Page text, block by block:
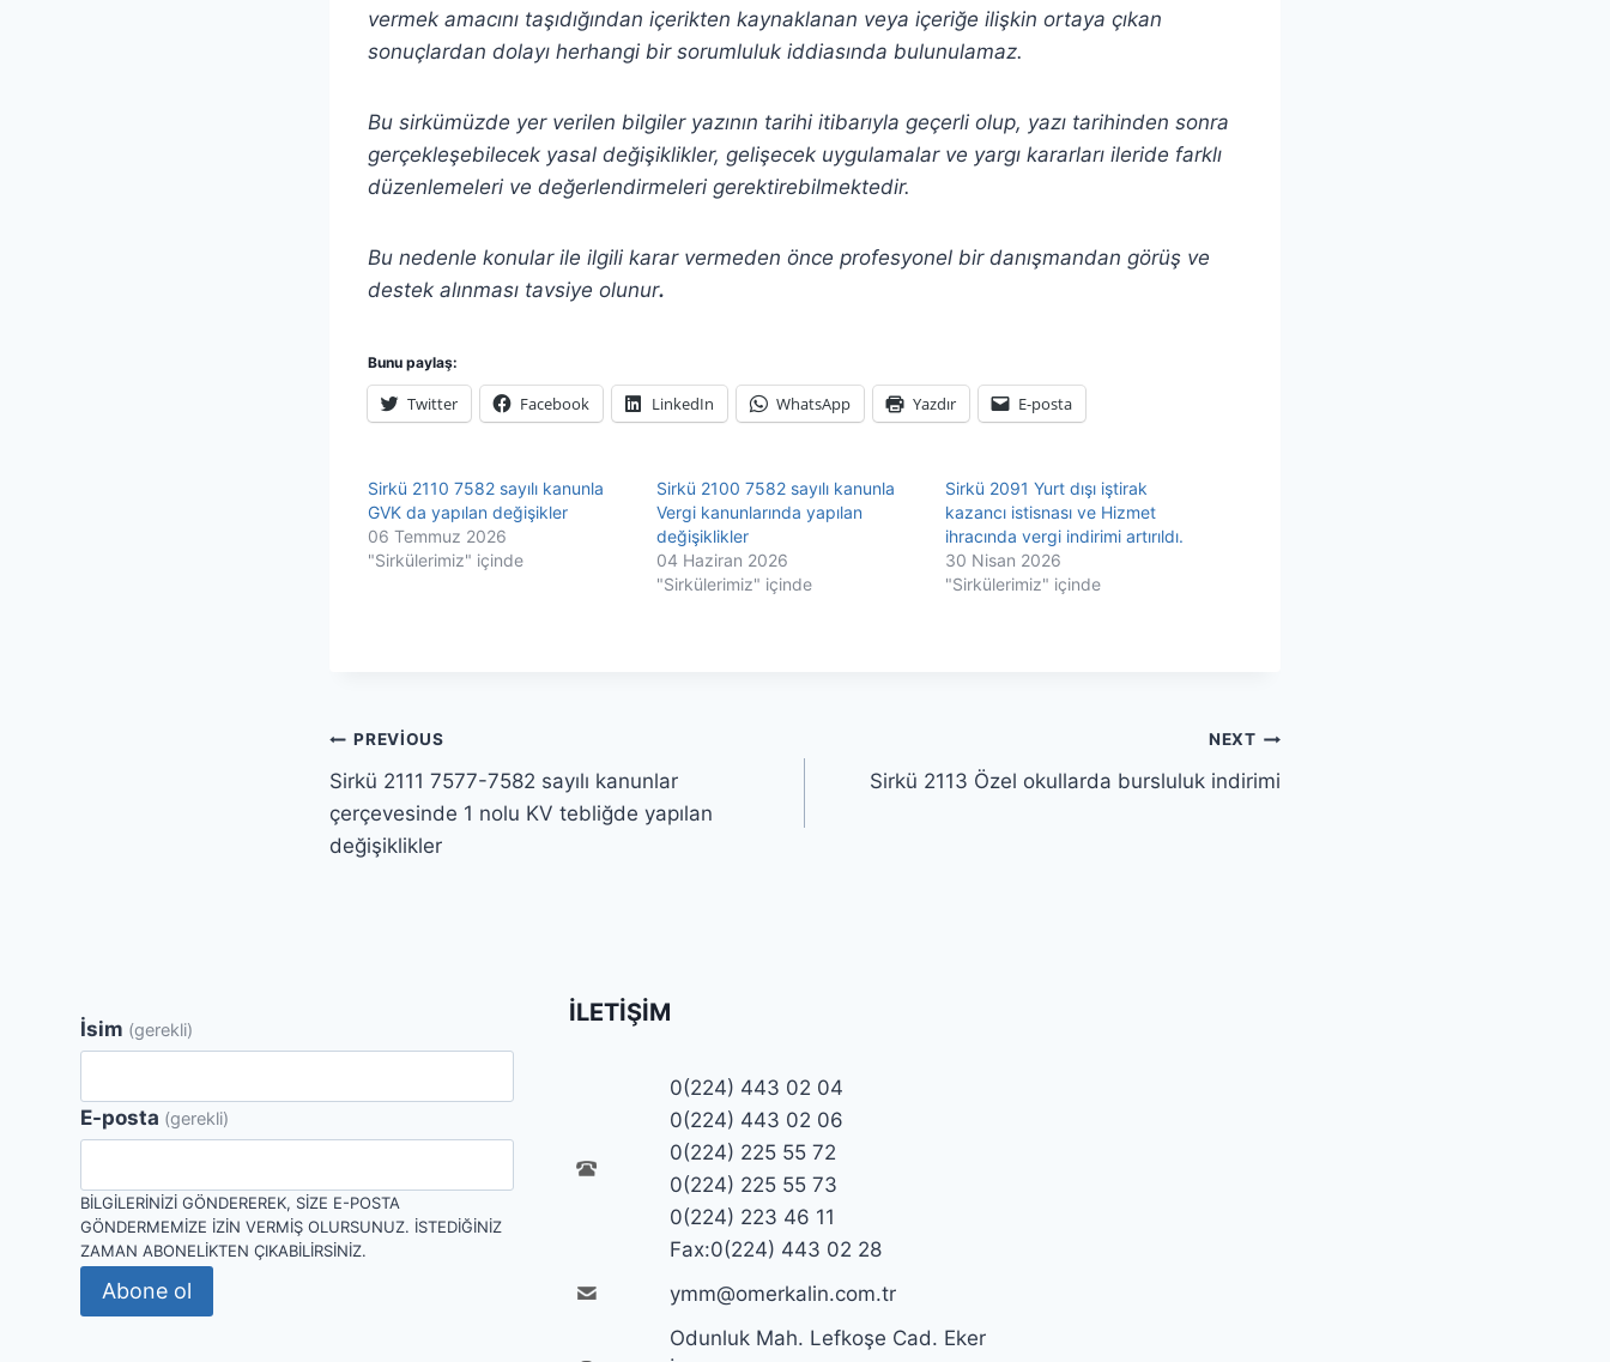
vermek amacını taşıdığından içerikten kaynaklanan veya içeriğe ilişkin ortaya çıkan
sonuçlardan dolayı herhangi bir sorumluluk iddiasında bulunulamaz.
Bu sirkümüzde yer verilen bilgiler yazının tarihi itibarıyla geçerli olup, yazı tarihinden sonra
gerçekleşebilecek yasal değişiklikler, gelişecek uygulamalar ve yargı kararları ileride farklı
düzenlemeleri ve değerlendirmeleri gerektirebilmektedir.
Bu nedenle konular ile ilgili karar vermeden önce profesyonel bir danışmandan görüş ve
destek alınması tavsiye olunur.
Bunu paylaş:
Twitter Facebook LinkedIn WhatsApp Yazdır E-posta
Sirkü 2110 7582 sayılı kanunla
GVK da yapılan değişikler
06 Temmuz 2026
"Sirkülerimiz" içinde
Sirkü 2100 7582 sayılı kanunla
Vergi kanunlarında yapılan
değişiklikler
04 Haziran 2026
"Sirkülerimiz" içinde
Sirkü 2091 Yurt dışı iştirak
kazancı istisnası ve Hizmet
ihracında vergi indirimi artırıldı.
30 Nisan 2026
"Sirkülerimiz" içinde
Yazı
gezinmesi
PREVIOUS
Sirkü 2111 7577-7582 sayılı kanunlar
çerçevesinde 1 nolu KV tebliğde yapılan
değişiklikler
NEXT
Sirkü 2113 Özel okullarda bursluluk indirimi
İsim (gerekli)
E-posta (gerekli)
BILGILERINIZI GÖNDEREREK, SIZE E-POSTA
GÖNDERMEMIZE IZIN VERMIŞ OLURSUNUZ. İSTEDIĞINIZ
ZAMAN ABONELIKTEN ÇIKABILIRSINIZ.
Abone ol
İLETIŞIM
0(224) 443 02 04
0(224) 443 02 06
0(224) 225 55 72
0(224) 225 55 73
0(224) 223 46 11
Fax:0(224) 443 02 28
ymm@omerkalin.com.tr
Odunluk Mah. Lefkoşe Cad. Eker